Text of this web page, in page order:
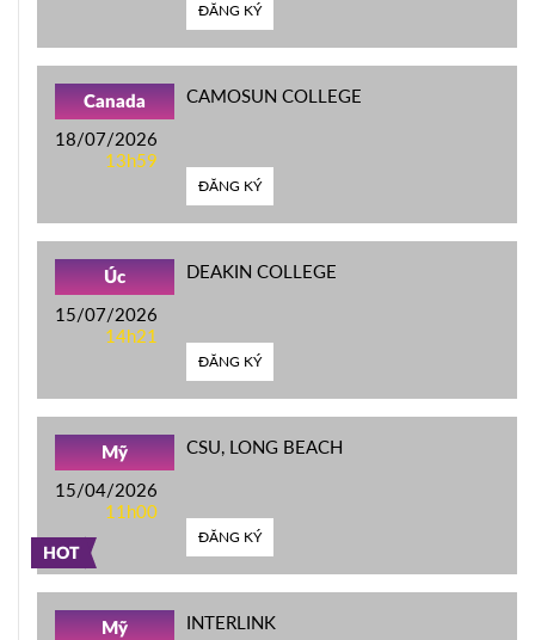
ĐĂNG KÝ
Canada
18/07/2026
13h59
CAMOSUN COLLEGE
ĐĂNG KÝ
Úc
15/07/2026
14h21
DEAKIN COLLEGE
ĐĂNG KÝ
HOT
Mỹ
15/04/2026
11h00
CSU, LONG BEACH
ĐĂNG KÝ
Mỹ INTERLINK